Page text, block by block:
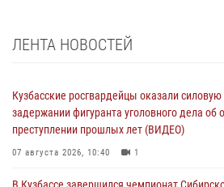
ЛЕНТА НОВОСТЕЙ
Кузбасские росгвардейцы оказали
задержании фигуранта уголовного дела об
преступлении прошлых лет (ВИДЕО)
07 августа 2026, 10:40 1